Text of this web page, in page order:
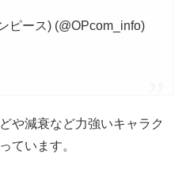
ピース) (@OPcom_info)
や減衰など力強いキャラク
ています。